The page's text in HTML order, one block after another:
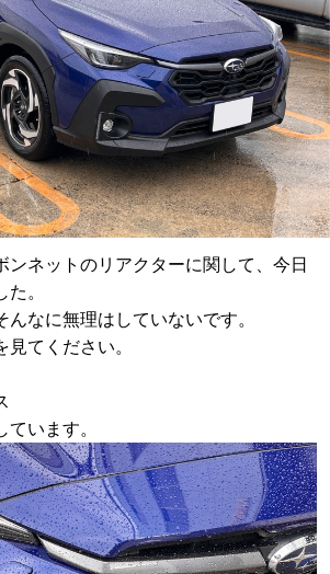
ンネットのリアクターに関して、今日
。
なに無理はしていないです。
見てください。
います。